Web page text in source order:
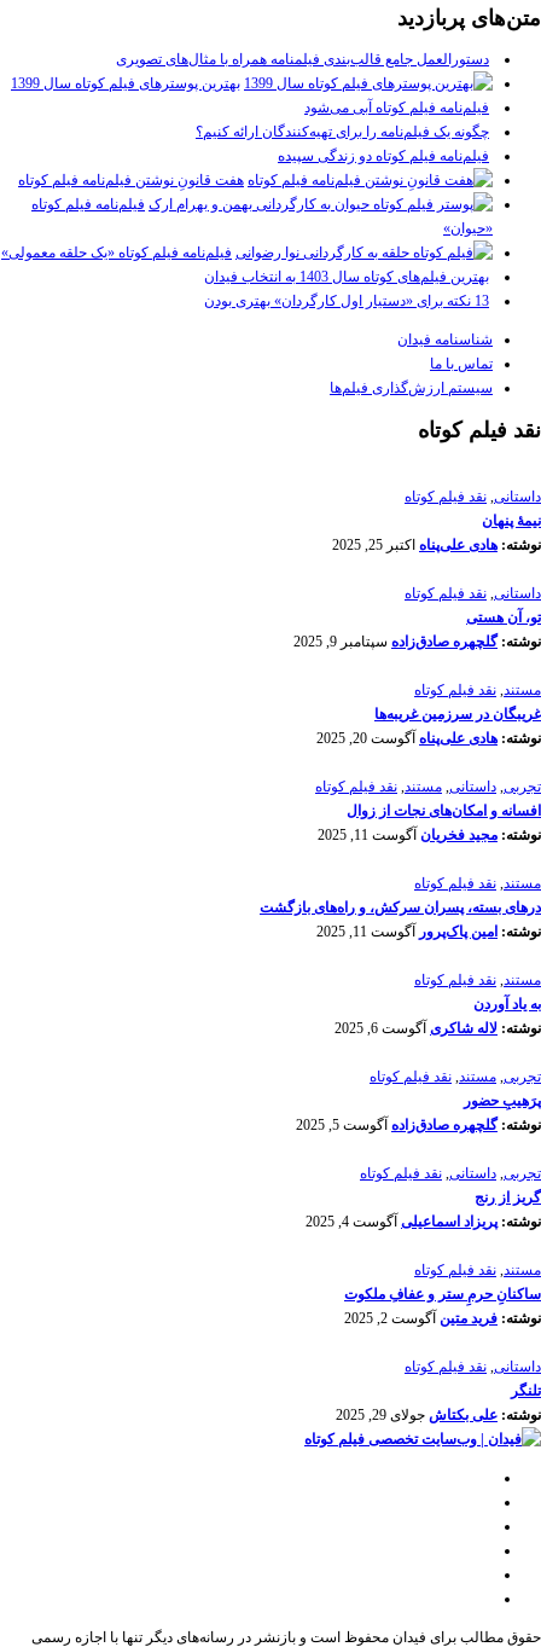
متن‌های پربازدید
دستورالعمل جامع قالب‌بندی فیلمنامه همراه با مثال‌های تصویری
بهترین پوسترهای فیلم کوتاه سال 1399
فیلم‌نامه فیلم کوتاه آبی می‌شود
چگونه یک فیلم‌نامه را برای تهیه‌کنندگان ارائه کنیم؟
فیلم‌نامه فیلم کوتاه دو زندگی سپیده
هفت قانونِ نوشتن فیلم‌نامه فیلم کوتاه
فیلم‌نامه فیلم کوتاه
«حیوان»
فیلم‌نامه فیلم کوتاه «یک حلقه معمولی»
بهترین فیلم‌های کوتاه سال 1403 به انتخاب فیدان
13 نکته برای «دستیار اول کارگردان» بهتری بودن
شناسنامه فیدان
تماس با ما
سیستم ارزش‌گذاری فیلم‌ها
نقد فیلم کوتاه
داستانی, نقد فیلم کوتاه
نیمۀ پنهان
نوشته: هادی علی‌پناه اکتبر 25, 2025
داستانی, نقد فیلم کوتاه
تو، آن هستی
نوشته:گلچهره صادق‌زاده سپتامبر 9, 2025
مستند, نقد فیلم کوتاه
غریبگان در سرزمین غریبه‌ها
نوشته: هادی علی‌پناه آگوست 20, 2025
تجربی, داستانی, مستند, نقد فیلم کوتاه
افسانه‌ و امکان‌های نجات از زوال
نوشته: مجید فخریان آگوست 11, 2025
مستند, نقد فیلم کوتاه
درهای بسته، پسران سرکش، و راه‌های بازگشت
نوشته: امین پاک‌پرور آگوست 11, 2025
مستند, نقد فیلم کوتاه
به یاد آوردن
نوشته: لاله شاکری آگوست 6, 2025
تجربی, مستند, نقد فیلم کوتاه
پرَهیب‌ِ حضور
نوشته:گلچهره صادق‌زاده آگوست 5, 2025
تجربی, داستانی, نقد فیلم کوتاه
گریز از رنج
نوشته:پریزاد اسماعیلی آگوست 4, 2025
مستند, نقد فیلم کوتاه
ساکنانِ حرمِ ستر و عفافِ ملکوت
نوشته: فرید متین آگوست 2, 2025
داستانی, نقد فیلم کوتاه
تلنگر
نوشته: علی بکتاش جولای 29, 2025
حقوق مطالب برای فیدان محفوظ است و بازنشر در رسانه‌های دیگر تنها با اجازه رسمی